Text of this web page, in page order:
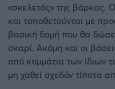
«σκελετός» της βάρκας.
και τοποθετούνται με
βασική δομή που θα
σκαρί. Ακόμη και οι
από κομμάτια των ίδιων
μη χαθεί σχεδόν τίποτα